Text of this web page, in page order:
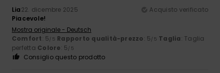
Lia22. dicembre 2025
Acquisto verificato
Piacevole!
Mostra originale - Deutsch
Comfort: 5/5 Rapporto qualità-prezzo: 5/5 Taglia: Taglia
perfetta Colore: 5/5
Consiglio questo prodotto